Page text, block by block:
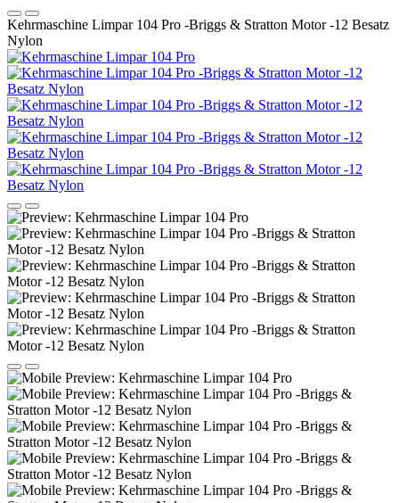
Kehrmaschine Limpar 104 Pro -Briggs & Stratton Motor -12 Besatz
Nylon